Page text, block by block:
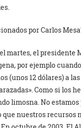
por Carlos
martes, el presidente
por ejemplo
(unos 12 dólares) a
Como si los
limosna. No
que nuestros recursos